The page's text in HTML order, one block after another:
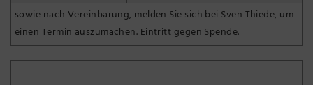
sowie nach Vereinbarung, melden Sie sich bei Sven Thiede, um
einen Termin auszumachen. Eintritt gegen Spende.